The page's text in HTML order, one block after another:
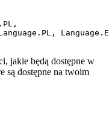
jakie będą dostępne w
są dostępne na twoim